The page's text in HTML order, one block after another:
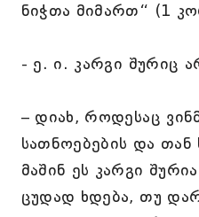
ნიჭთა მიმართ“ (1
- ე. ი. კარგი შურიც
– დიახ, როდესაც
სათნოებების და თან
მაშინ ეს კარგი
ცუდად ხდება, თუ